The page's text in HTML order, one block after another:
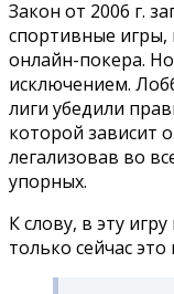
Закон от 2006 г.
спортивные игры,
онлайн-покера.
исключением.
лиги убедили
которой зависит
легализовав во
упорных.
К слову, в эту
только сейчас